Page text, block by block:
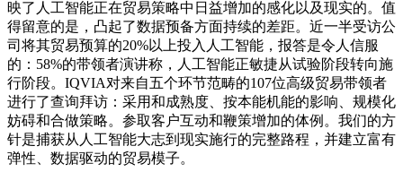
映了人工智能正在贸易策略中日益增加的感化以及现实的。值
得留意的是，凸起了数据预备方面持续的差距。近一半受访公
司将其贸易预算的20%以上投入人工智能，报答是令人信服
的：58%的带领者演讲称，人工智能正敏捷从试验阶段转向施
行阶段。IQVIA对来自五个环节范畴的107位高级贸易带领者
进行了查询拜访：采用和成熟度、按本能机能的影响、规模化
妨碍和合做策略。参取客户互动和鞭策增加的体例。我们的方
针是捕获从人工智能大志到现实施行的完整路程，并建立富有
弹性、数据驱动的贸易模子。